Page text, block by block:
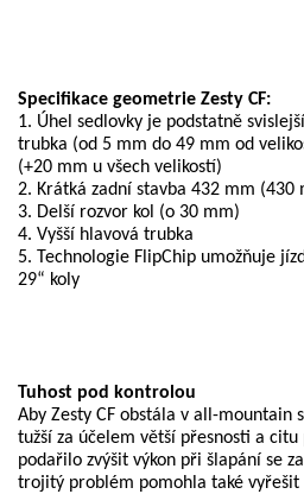
Specifikace geometrie Zesty CF:
1. Úhel sedlovky je podstatně
trubka (od 5 mm do 49 mm od
(+20 mm u všech velikostí)
2. Krátká zadní stavba 432 mm (430
3. Delší rozvor kol (o 30 mm)
4. Vyšší hlavová trubka
5. Technologie FlipChip umožňuje
29“ koly
Tuhost pod kontrolou
Aby Zesty CF obstála v all-mountain
tužší za účelem větší přesnosti a citu
podařilo zvýšit výkon při šlapání se
trojitý problém pomohla také vyřešit